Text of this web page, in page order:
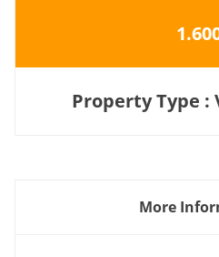
Property Type
More